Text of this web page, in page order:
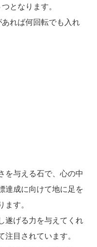
となります。
れば何回転でも入れ
を与える石で、心の中
達成に向けて地に足を
ます。
遂げる力を与えてくれ
注目されています。